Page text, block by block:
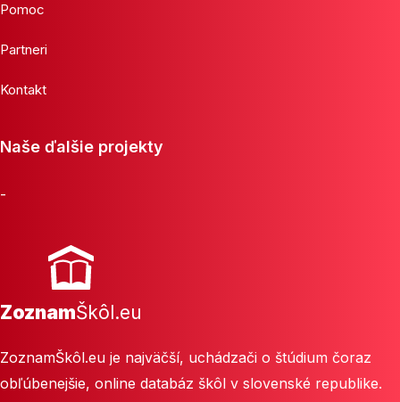
Pomoc
Partneri
Kontakt
Naše ďalšie projekty
-
ZoznamŠkôl.eu
ZoznamŠkôl.eu je najväčší, uchádzači o štúdium čoraz
obľúbenejšie, online databáz škôl v slovenské republike.